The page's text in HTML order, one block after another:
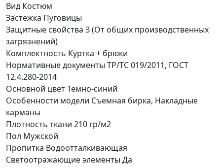
Вид Костюм
Застежка Пуговицы
Защитные свойства З (От общих производственных
загрязнений)
Комплектность Куртка + брюки
Нормативные документы ТР/ТС 019/2011, ГОСТ
12.4.280-2014
Основной цветТемно-синий
Особенности модели Съемная бирка, Накладные
карманы
Плотность ткани 210 гр/м2
Пол Мужской
Пропитка Водоотталкивающая
Светоотражающие элементы Да